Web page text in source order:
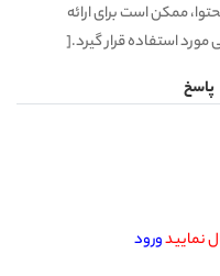
ممکن است برای ارائه
استفاده قرار گیرد.[
پاسخ
نماییدورود